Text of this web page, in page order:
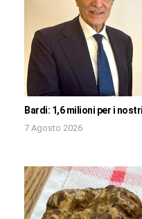
Bardi: 1,6 milioni per i
7 Agosto 2026